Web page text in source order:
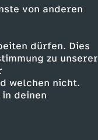
von anderen
dürfen. Dies
zu unserer
welchen nicht.
deinen
Tiere